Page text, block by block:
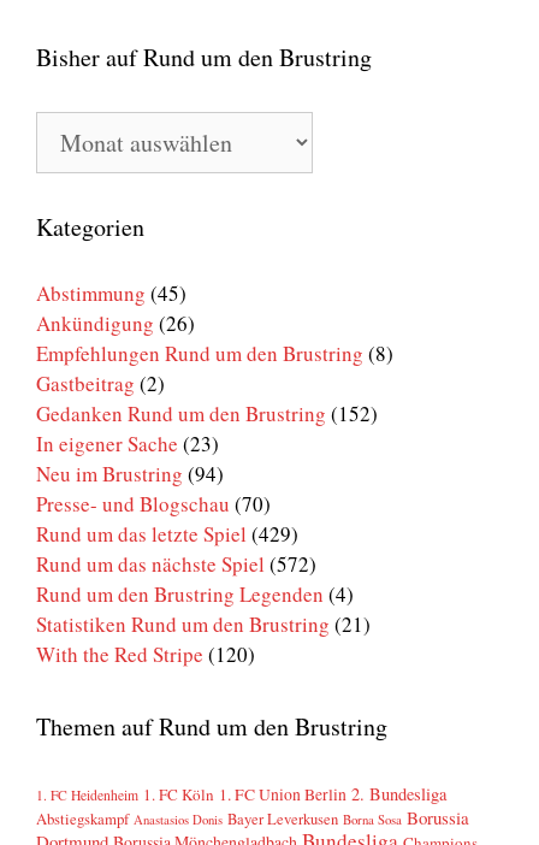
Bisher auf Rund um den Brustring
Bisher
auf
Rund
den
Brustring
Kategorien
Abstimmung (45)
Ankündigung (26)
Empfehlungen Rund um den Brustring (8)
Gastbeitrag (2)
Gedanken Rund um den Brustring (152)
In eigener Sache (23)
Neu im Brustring (94)
Presse- und Blogschau (70)
Rund um das letzte Spiel (429)
Rund um das nächste Spiel (572)
Rund um den Brustring Legenden (4)
Statistiken Rund um den Brustring (21)
With the Red Stripe (120)
Themen auf Rund um den Brustring
1. FC Heidenheim 1. FC Köln 1. FC Union Berlin 2. Bundesliga
Abstiegskampf Anastasios Donis Bayer Leverkusen Borna Sosa Borussia